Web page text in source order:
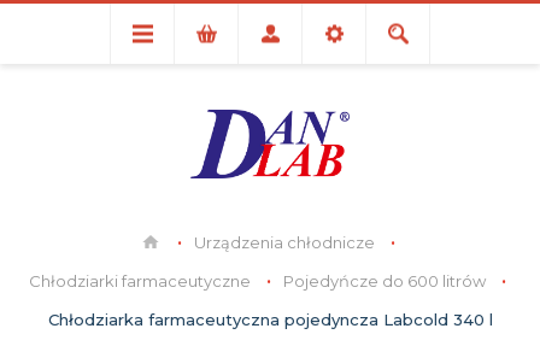
Urządzenia chłodnicze
Chłodziarki farmaceutyczne
Pojedyńcze do 600 litrów
Chłodziarka farmaceutyczna pojedyncza Labcold 340 l